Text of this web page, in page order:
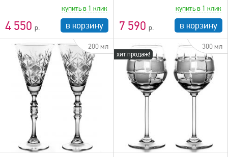
4 550
купить в 1 клик
в корзину 7 590
купить в 1 клик
в корзину
200 мл
хит продаж!
300 мл
быстрый просмотр